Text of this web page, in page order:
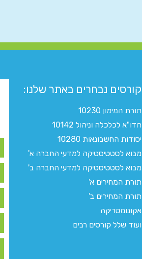
קורסים נבחרים באתר שלנו:​
תורת המימון 10230
חדו"א לכלכלה וניהול 10142
יסודות החשבונאות 10280
מבוא לסטטיסטיקה למדעי החברה א'
מבוא לסטטיסטיקה למדעי החברה ב'
תורת המחירים א'
תורת המחירים ב'
אקונומטריקה
ועוד שלל קורסים רבים